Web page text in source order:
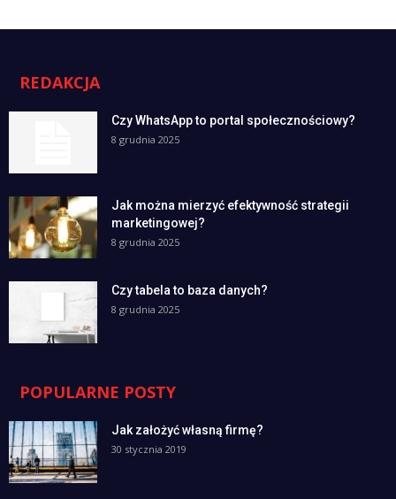
REDAKCJA
Czy WhatsApp to portal społecznościowy?
8 grudnia 2025
Jak można mierzyć efektywność strategii
marketingowej?
8 grudnia 2025
Czy tabela to baza danych?
8 grudnia 2025
POPULARNE POSTY
Jak założyć własną firmę?
30 stycznia 2019